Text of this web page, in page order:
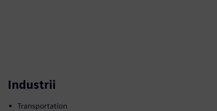
Industrii
Transportation